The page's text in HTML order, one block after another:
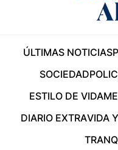
ÚLTIMAS NOTICIAS
SOCIEDAD
ESTILO DE VIDA
DIARIO EXTRAVIDA